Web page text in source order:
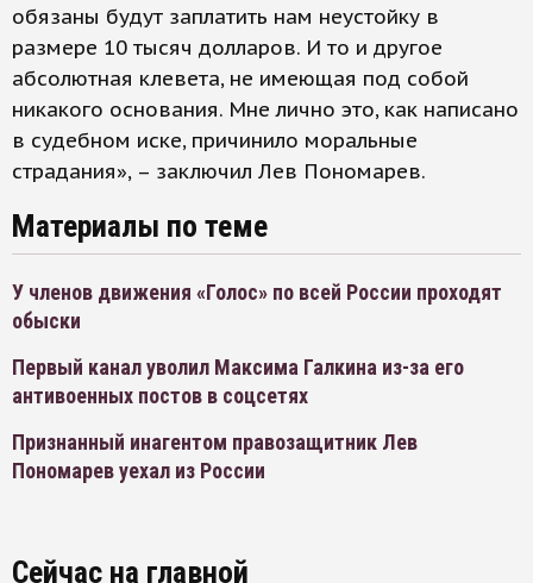
обязаны будут заплатить нам неустойку в
размере 10 тысяч долларов. И то и другое
абсолютная клевета, не имеющая под собой
никакого основания. Мне лично это, как написано
в судебном иске, причинило моральные
страдания», – заключил Лев Пономарев.
Материалы по теме
У членов движения «Голос» по всей России проходят
обыски
Первый канал уволил Максима Галкина из-за его
антивоенных постов в соцсетях
Признанный инагентом правозащитник Лев
Пономарев уехал из России
Сейчас на главной